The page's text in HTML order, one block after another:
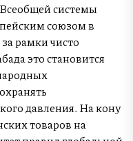
системы
союзом в
рамки чисто
это становится
давления. На кону
товаров на